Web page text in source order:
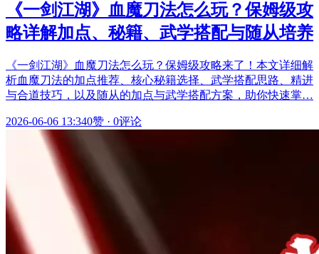
《一剑江湖》血魔刀法怎么玩？保姆级攻
略详解加点、秘籍、武学搭配与随从培养
《一剑江湖》血魔刀法怎么玩？保姆级攻略来了！本文详细解
析血魔刀法的加点推荐、核心秘籍选择、武学搭配思路、精进
与合道技巧，以及随从的加点与武学搭配方案，助你快速掌…
2026-06-06 13:340赞 · 0评论